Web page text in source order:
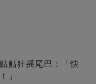
贴狂摇尾巴：「快
」